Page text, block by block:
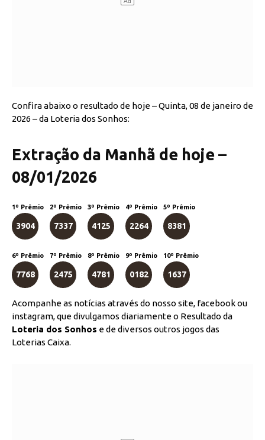
Confira abaixo o resultado de hoje – Quinta, 08 de janeiro de
2026 – da Loteria dos Sonhos:
Extração da Manhã de hoje –
08/01/2026
1º Prêmio
3904
2º Prêmio
7337
3º Prêmio
4125
4º Prêmio
2264
5º Prêmio
8381
6º Prêmio
7768
7º Prêmio
2475
8º Prêmio
4781
9º Prêmio
0182
10º Prêmio
1637
Acompanhe as notícias através do nosso site, facebook ou
instagram, que divulgamos diariamente o Resultado da
Loteria dos Sonhos e de diversos outros jogos das
Loterias Caixa.